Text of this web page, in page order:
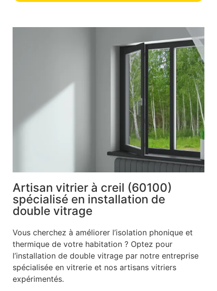
Artisan vitrier à creil (60100)
spécialisé en installation de
double vitrage
Vous cherchez à améliorer l’isolation phonique et
thermique de votre habitation ? Optez pour
l’installation de double vitrage par notre entreprise
spécialisée en vitrerie et nos artisans vitriers
expérimentés.